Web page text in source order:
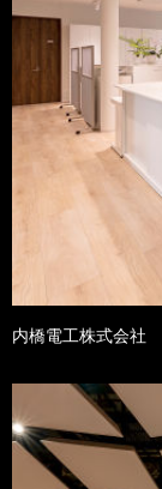
内橋電工株式会社